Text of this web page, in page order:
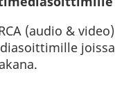
(audio & video)
joissa